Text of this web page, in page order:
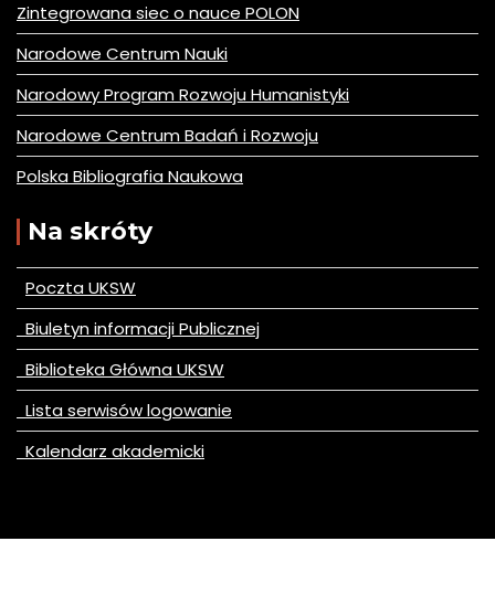
Zintegrowana siec o nauce POLON
Narodowe Centrum Nauki
Narodowy Program Rozwoju Humanistyki
Narodowe Centrum Badań i Rozwoju
Polska Bibliografia Naukowa
Na skróty
Poczta UKSW
Biuletyn informacji Publicznej
Biblioteka Główna UKSW
Lista serwisów logowanie
Kalendarz akademicki